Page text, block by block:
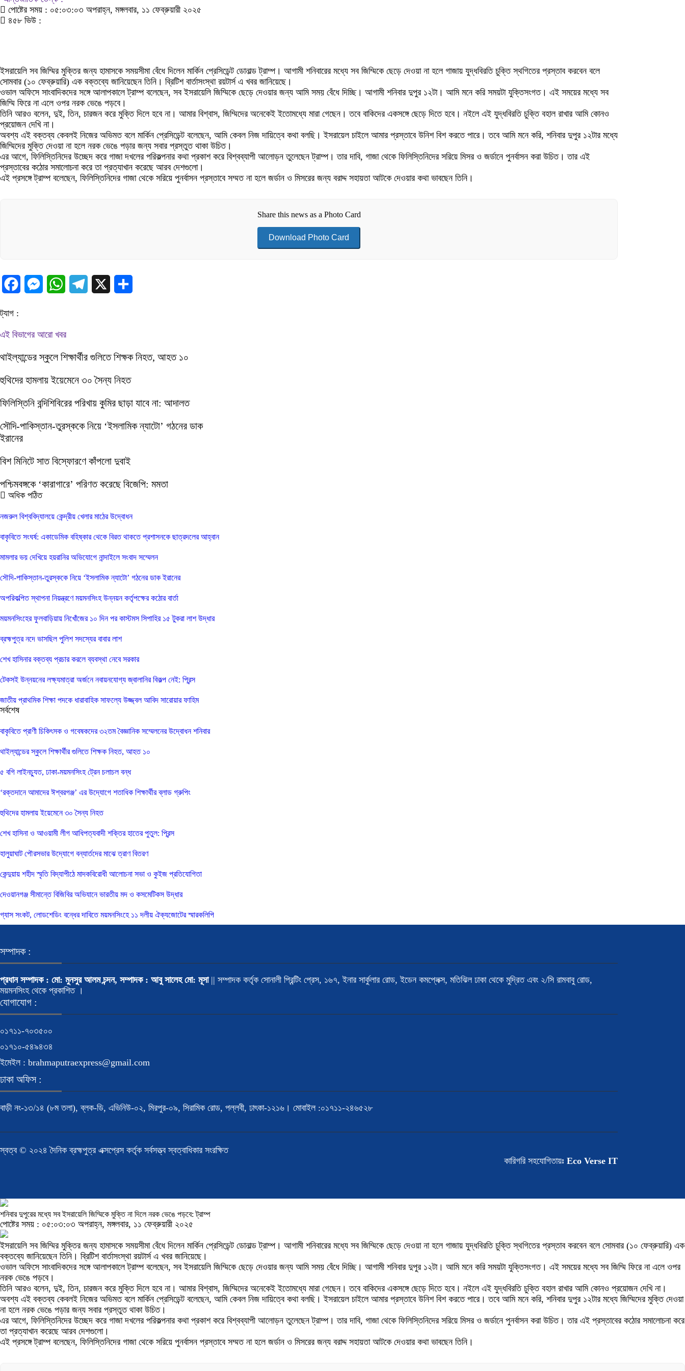
পোষ্টের সময় : ০৫:০৩:০৩ অপরাহ্ন, মঙ্গলবার, ১১ ফেব্রুয়ারী ২০২৫
৪৫৮ ভিউ :
ইসরায়েলি সব জিম্মির মুক্তির জন্য হামাসকে সময়সীমা বেঁধে দিলেন মার্কিন প্রেসিডেন্ট ডোনাল্ড ট্রাম্প। আগামী শনিবারের মধ্যে সব জিম্মিকে ছেড়ে দেওয়া না হলে গাজায় যুদ্ধবিরতি চুক্তি স্থগিতের প্রস্তাব করবেন বলে
সোমবার (১০ ফেব্রুয়ারি) এক বক্তব্যে জানিয়েছেন তিনি। ব্রিটিশ বার্তাসংস্থা রয়টার্স এ খবর জানিয়েছে।
ওভাল অফিসে সাংবাদিকদের সঙ্গে আলাপকালে ট্রাম্প বলেছেন, সব ইসরায়েলি জিম্মিকে ছেড়ে দেওয়ার জন্য আমি সময় বেঁধে দিচ্ছি। আগামী শনিবার দুপুর ১২টা। আমি মনে করি সময়টা যুক্তিসংগত। এই সময়ের মধ্যে সব
জিম্মি ফিরে না এলে ওপর নরক ভেঙে পড়বে।
তিনি আরও বলেন, দুই, তিন, চারজন করে মুক্তি দিলে হবে না। আমার বিশ্বাস, জিম্মিদের অনেকেই ইতোমধ্যে মারা গেছেন। তবে বাকিদের একসঙ্গে ছেড়ে দিতে হবে। নইলে এই যুদ্ধবিরতি চুক্তি বহাল রাখার আমি কোনও
প্রয়োজন দেখি না।
অবশ্য এই বক্তব্য কেবলই নিজের অভিমত বলে মার্কিন প্রেসিডেন্ট বলেছেন, আমি কেবল নিজ দায়িত্বে কথা বলছি। ইসরায়েল চাইলে আমার প্রস্তাবে উনিশ বিশ করতে পারে। তবে আমি মনে করি, শনিবার দুপুর ১২টার মধ্যে
জিম্মিদের মুক্তি দেওয়া না হলে নরক ভেঙে পড়ার জন্য সবার প্রস্তুত থাকা উচিত।
এর আগে, ফিলিস্তিনিদের উচ্ছেদ করে গাজা দখলের পরিকল্পনার কথা প্রকাশ করে বিশ্বব্যাপী আলোড়ন তুলেছেন ট্রাম্প। তার দাবি, গাজা থেকে ফিলিস্তিনিদের সরিয়ে মিসর ও জর্ডানে পুনর্বাসন করা উচিত। তার এই
প্রস্তাবের কঠোর সমালোচনা করে তা প্রত্যাখান করেছে আরব দেশগুলো।
এই প্রসঙ্গে ট্রাম্প বলেছেন, ফিলিস্তিনিদের গাজা থেকে সরিয়ে পুনর্বাসন প্রস্তাবে সম্মত না হলে জর্ডান ও মিসরের জন্য বরাদ্দ সহায়তা আটকে দেওয়ার কথা ভাবছেন তিনি।
Share this news as a Photo Card
Download Photo Card
FacebookMessengerWhatsAppTelegram
ট্যাগ :
এই বিভাগের আরো খবর
থাইল্যান্ডের স্কুলে শিক্ষার্থীর গুলিতে শিক্ষক নিহত, আহত ১০
হুথিদের হামলায় ইয়েমেনে ৩০ সৈন্য নিহত
ফিলিস্তিনি বন্দিশিবিরের পরিখায় কুমির ছাড়া যাবে না: আদালত
সৌদি-পাকিস্তান-তুরস্ককে নিয়ে ‘ইসলামিক ন্যাটো’ গঠনের ডাক
ইরানের
বিশ মিনিটে সাত বিস্ফোরণে কাঁপলো দুবাই
পশ্চিমবঙ্গকে ‘কারাগারে’ পরিণত করেছে বিজেপি: মমতা
অধিক পঠিত
নজরুল বিশ্ববিদ্যালয়ে কেন্দ্রীয় খেলার মাঠের উদ্বোধন
বাকৃবিতে সংঘর্ষ: একাডেমিক বহিষ্কার থেকে বিরত থাকতে প্রশাসনকে ছাত্রদলের আহ্বান
মামলার ভয় দেখিয়ে হয়রানির অভিযোগে নান্দাইলে সংবাদ সম্মেলন
সৌদি-পাকিস্তান-তুরস্ককে নিয়ে ‘ইসলামিক ন্যাটো’ গঠনের ডাক ইরানের
অপরিকল্পিত স্থাপনা নিয়ন্ত্রণে ময়মনসিংহ উন্নয়ন কর্তৃপক্ষের কঠোর বার্তা
ময়মনসিংহের ফুলবাড়িয়ায় নিখোঁজের ১০ দিন পর কাস্টমস সিপাহির ১৫ টুকরা লাশ উদ্ধার
ব্রহ্মপুত্র নদে ভাসছিল পুলিশ সদস্যের বাবার লাশ
শেখ হাসিনার বক্তব্য প্রচার করলে ব্যবস্থা নেবে সরকার
টেকসই উন্নয়নের লক্ষ্যমাত্রা অর্জনে নবায়নযোগ্য জ্বালানির বিকল্প নেই: প্রিন্স
জাতীয় প্রাথমিক শিক্ষা পদকে ধারাবাহিক সাফল্যে উজ্জ্বল আবিদ সারোয়ার ফাহিম
সর্বশেষ
বাকৃবিতে প্রাণী চিকিৎসক ও গবেষকদের ৩২তম বৈজ্ঞানিক সম্মেলনের উদ্বোধন শনিবার
থাইল্যান্ডের স্কুলে শিক্ষার্থীর গুলিতে শিক্ষক নিহত, আহত ১০
৫ বগি লাইনচ্যুত, ঢাকা-ময়মনসিংহ ট্রেন চলাচল বন্ধ
‘রক্তদানে আমাদের ঈশ্বরগঞ্জ’ এর উদ্যোগে শতাধিক শিক্ষার্থীর ব্লাড গ্রুপিং
হুথিদের হামলায় ইয়েমেনে ৩০ সৈন্য নিহত
শেখ হাসিনা ও আওয়ামী লীগ আধিপত্যবাদী শক্তির হাতের পুতুল: প্রিন্স
হালুয়াঘাট পৌরসভার উদ্যোগে বন্যার্তদের মাঝে ত্রাণ বিতরণ
কেন্দুয়ায় শহীদ স্মৃতি বিদ্যাপীঠে মাদকবিরোধী আলোচনা সভা ও কুইজ প্রতিযোগিতা
দেওয়ানগঞ্জ সীমান্তে বিজিবির অভিযানে ভারতীয় মদ ও কসমেটিকস উদ্ধার
গ্যাস সংকট, লোডশেডিং বন্ধের দাবিতে ময়মনসিংহে ১১ দলীয় ঐক্যজোটের স্মারকলিপি
সম্পাদক :
প্রধান সম্পাদক : মো: মুনসুর আলম চন্দন, সম্পাদক : আবু সালেহ মো: মূসা|| সম্পাদক কর্তৃক সোনালী প্রিন্টিং প্রেস, ১৬৭, ইনার সার্কুলার রোড, ইডেন কমপ্লেক্স, মতিঝিল ঢাকা থেকে মুদ্রিত এবং ২/সি রামবাবু রোড,
ময়মনসিংহ থেকে প্রকাশিত ।
যোগাযোগ :
০১৭১১-৭০৩৫০০
০১৭১০-৫৪৯৪৩৪
ইমেইল : brahmaputraexpress@gmail.com
ঢাকা অফিস :
বাড়ী নং-১৩/১৪ (৮ম তলা), ব্লক-ডি, এভিনিউ-০২, মিরপুর-০৯, সিরামিক রোড, পল্লবী, ঢাৎকা-১২১৬। মোবাইল :০১৭১১-২৪৬৫২৮
স্বত্ব © ২০২৪ দৈনিক ব্রহ্মপুত্র এক্সপ্রেস কর্তৃক সর্বসত্ত্ব স্বত্বাধিকার সংরক্ষিত
কারিগরি সহযোগিতায়ঃ Eco Verse IT
শনিবার দুপুরের মধ্যে সব ইসরায়েলি জিম্মিকে মুক্তি না দিলে নরক ভেঙে পড়বে: ট্রাম্প
পোষ্টের সময় : ০৫:০৩:০৩ অপরাহ্ন, মঙ্গলবার, ১১ ফেব্রুয়ারী ২০২৫
ইসরায়েলি সব জিম্মির মুক্তির জন্য হামাসকে সময়সীমা বেঁধে দিলেন মার্কিন প্রেসিডেন্ট ডোনাল্ড ট্রাম্প। আগামী শনিবারের মধ্যে সব জিম্মিকে ছেড়ে দেওয়া না হলে গাজায় যুদ্ধবিরতি চুক্তি স্থগিতের প্রস্তাব করবেন বলে সোমবার (১০ ফেব্রুয়ারি) এক
বক্তব্যে জানিয়েছেন তিনি। ব্রিটিশ বার্তাসংস্থা রয়টার্স এ খবর জানিয়েছে।
ওভাল অফিসে সাংবাদিকদের সঙ্গে আলাপকালে ট্রাম্প বলেছেন, সব ইসরায়েলি জিম্মিকে ছেড়ে দেওয়ার জন্য আমি সময় বেঁধে দিচ্ছি। আগামী শনিবার দুপুর ১২টা। আমি মনে করি সময়টা যুক্তিসংগত। এই সময়ের মধ্যে সব জিম্মি ফিরে না এলে ওপর
নরক ভেঙে পড়বে।
তিনি আরও বলেন, দুই, তিন, চারজন করে মুক্তি দিলে হবে না। আমার বিশ্বাস, জিম্মিদের অনেকেই ইতোমধ্যে মারা গেছেন। তবে বাকিদের একসঙ্গে ছেড়ে দিতে হবে। নইলে এই যুদ্ধবিরতি চুক্তি বহাল রাখার আমি কোনও প্রয়োজন দেখি না।
অবশ্য এই বক্তব্য কেবলই নিজের অভিমত বলে মার্কিন প্রেসিডেন্ট বলেছেন, আমি কেবল নিজ দায়িত্বে কথা বলছি। ইসরায়েল চাইলে আমার প্রস্তাবে উনিশ বিশ করতে পারে। তবে আমি মনে করি, শনিবার দুপুর ১২টার মধ্যে জিম্মিদের মুক্তি দেওয়া
না হলে নরক ভেঙে পড়ার জন্য সবার প্রস্তুত থাকা উচিত।
এর আগে, ফিলিস্তিনিদের উচ্ছেদ করে গাজা দখলের পরিকল্পনার কথা প্রকাশ করে বিশ্বব্যাপী আলোড়ন তুলেছেন ট্রাম্প। তার দাবি, গাজা থেকে ফিলিস্তিনিদের সরিয়ে মিসর ও জর্ডানে পুনর্বাসন করা উচিত। তার এই প্রস্তাবের কঠোর সমালোচনা করে
তা প্রত্যাখান করেছে আরব দেশগুলো।
এই প্রসঙ্গে ট্রাম্প বলেছেন, ফিলিস্তিনিদের গাজা থেকে সরিয়ে পুনর্বাসন প্রস্তাবে সম্মত না হলে জর্ডান ও মিসরের জন্য বরাদ্দ সহায়তা আটকে দেওয়ার কথা ভাবছেন তিনি।